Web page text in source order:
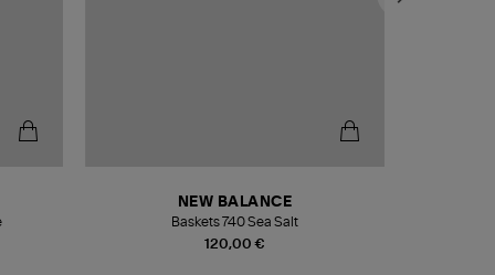
120,00 €
NEW BALANCE
Baskets 740 Sea Salt